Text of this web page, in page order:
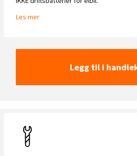
Les mer
Legg til i